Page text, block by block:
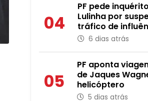
04
PF pede
Lulinha por
tráfico de
6 dias atrás
05
PF aponta
de Jaques
helicóptero
5 dias atrás